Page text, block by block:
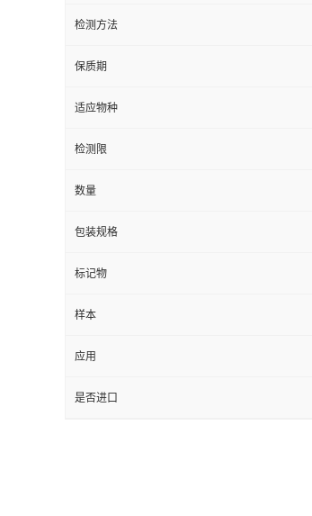
检测方法
保质期
适应物种
检测限
数量
包装规格
标记物
样本
应用
是否进口